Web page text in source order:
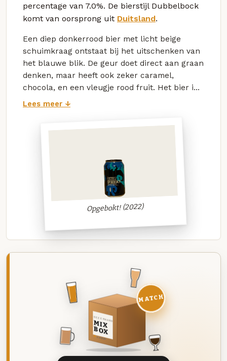
percentage van 7.0%. De bierstijl Dubbelbock
komt van oorsprong uit Duitsland.
Een diep donkerrood bier met licht beige
schuimkraag ontstaat bij het uitschenken van
het blauwe blik. De geur doet direct aan graan
denken, maar heeft ook zeker caramel,
chocola, en een vleugje rood fruit. Het bier i...
Lees meer ↓
Opgebokt! (2022)
DEZE MAAND
MIX
BOX
8 BIEREN
MATCH